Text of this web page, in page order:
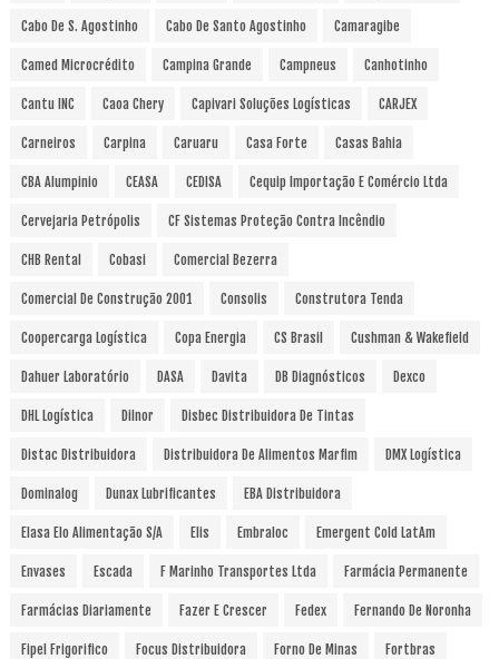
Cabo De S. Agostinho Cabo De Santo Agostinho Camaragibe
Camed Microcrédito Campina Grande Campneus Canhotinho
Cantu INC Caoa Chery Capivari Soluções Logísticas CARJEX
Carneiros Carpina Caruaru Casa Forte Casas Bahia
CBA Alumpinio CEASA CEDISA Cequip Importação E Comércio Ltda
Cervejaria Petrópolis CF Sistemas Proteção Contra Incêndio
CHB Rental Cobasi Comercial Bezerra
Comercial De Construção 2001 Consolis Construtora Tenda
Coopercarga Logística Copa Energia CS Brasil Cushman & Wakefield
Dahuer Laboratório DASA Davita DB Diagnósticos Dexco
DHL Logística Dilnor Disbec Distribuidora De Tintas
Distac Distribuidora Distribuidora De Alimentos Marfim DMX Logística
Dominalog Dunax Lubrificantes EBA Distribuidora
Elasa Elo Alimentação S/A Elis Embraloc Emergent Cold LatAm
Envases Escada F Marinho Transportes Ltda Farmácia Permanente
Farmácias Diariamente Fazer E Crescer Fedex Fernando De Noronha
Fipel Frigorifico Focus Distribuidora Forno De Minas Fortbras